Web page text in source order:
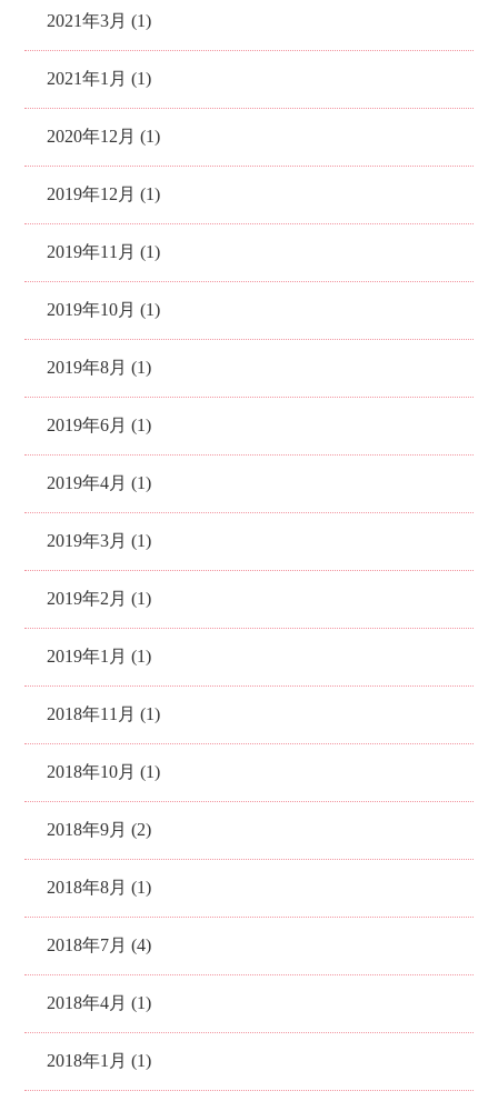
2021年3月 (1)
2021年1月 (1)
2020年12月 (1)
2019年12月 (1)
2019年11月 (1)
2019年10月 (1)
2019年8月 (1)
2019年6月 (1)
2019年4月 (1)
2019年3月 (1)
2019年2月 (1)
2019年1月 (1)
2018年11月 (1)
2018年10月 (1)
2018年9月 (2)
2018年8月 (1)
2018年7月 (4)
2018年4月 (1)
2018年1月 (1)